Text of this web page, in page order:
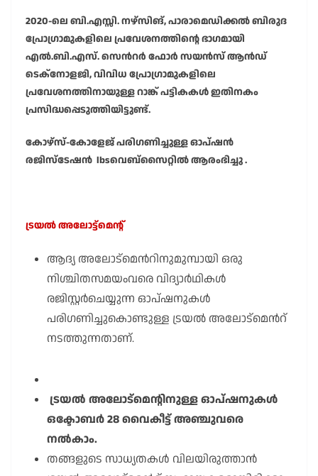
2020-ലെ ബി.എസ്സി. നഴ്സിങ്, പാരാമെഡിക്കൽ ബിരുദ
പ്രോഗ്രാമുകളിലെ പ്രവേശനത്തിന്റെ ഭാഗമായി
എൽ.ബി.എസ്. സെൻറർ ഫോർ സയൻസ് ആൻഡ്
ടെക്നോളജി, വിവിധ പ്രോഗ്രാമുകളിലെ
പ്രവേശനത്തിനായുള്ള റാങ്ക് പട്ടികകൾ ഇതിനകം
പ്രസിദ്ധപ്പെടുത്തിയിട്ടുണ്ട്.
കോഴ്സ്-കോളേജ് പരിഗണിച്ചുള്ള ഓപ്ഷൻ
രജിസ്ടേഷൻ lbsവെബ്സൈറ്റിൽ ആരംഭിച്ചു .
ട്രയൽ അലോട്ട്മെന്റ്
ആദ്യ അലോട്മെൻറിനുമുമ്പായി ഒരു
നിശ്ചിതസമയംവരെ വിദ്യാർഥികൾ
രജിസ്റ്റർചെയ്യുന്ന ഓപ്ഷനുകൾ
പരിഗണിച്ചുകൊണ്ടുള്ള ട്രയൽ അലോട്മെൻറ്
നടത്തുന്നതാണ്.
ട്രയൽ അലോട്മെന്റിനുള്ള ഓപ്ഷനുകൾ
ഒക്ടോബർ 28 വൈകീട്ട് അഞ്ചുവരെ
നൽകാം.
തങ്ങളുടെ സാധ്യതകൾ വിലയിരുത്താൻ